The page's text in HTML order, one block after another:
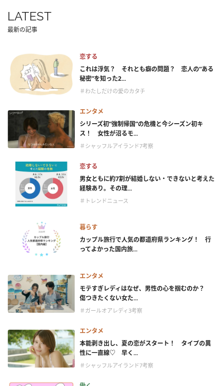
LATEST
最新の記事
恋する
これは浮気？ それとも癖の問題？ 恋人の“ある
秘密”を知った2...
＃わたしだけの愛のカタチ
エンタメ
シリーズ初“強制帰国”の危機と今シーズン初キ
ス！ 女性が沼るモ...
＃シャッフルアイランド7考察
恋する
男女ともに約7割が結婚しない・できないと考えた
経験あり。その理...
＃トレンドニュース
暮らす
カップル旅行で人気の都道府県ランキング！ 行
ってよかった国内旅...
エンタメ
モテすぎレディはなぜ、男性の心を掴むのか？
傷つきたくない女た...
＃ガールオアレディ3考察
エンタメ
本能剥き出し、夏の恋がスタート！ タイプの異
性に一直線♡ 早く...
＃シャッフルアイランド7考察